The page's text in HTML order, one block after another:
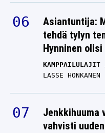
Asiantuntija:
tehdä tylyn
Hynninen
KAMPPAILULAJIT
LASSE HONKANEN
Jenkkihuuma
vahvisti